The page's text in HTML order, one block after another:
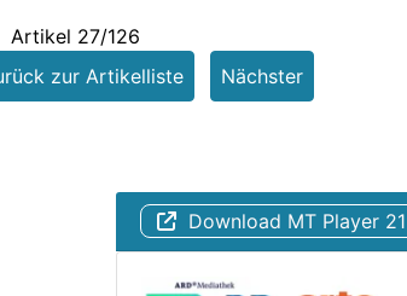
Artikel 27/126
zur Artikelliste Nächster
Download MT Player 21